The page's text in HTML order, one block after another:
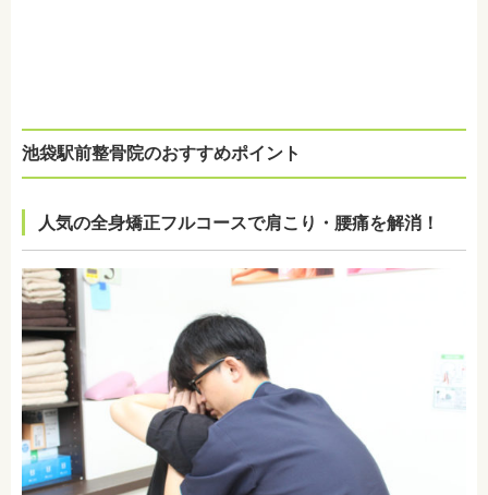
池袋駅前整骨院のおすすめポイント
人気の全身矯正フルコースで肩こり・腰痛を解消！